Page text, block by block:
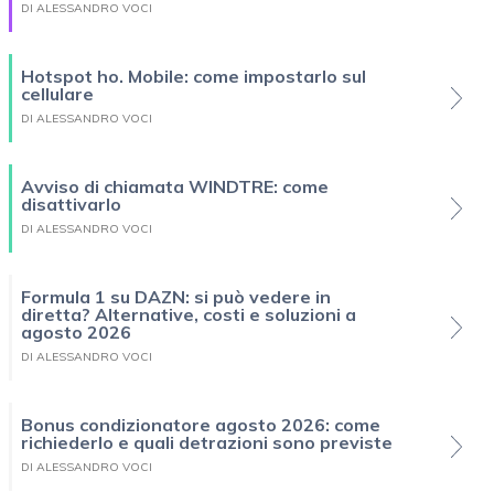
DI ALESSANDRO VOCI
Hotspot ho. Mobile: come impostarlo sul
cellulare
DI ALESSANDRO VOCI
Avviso di chiamata WINDTRE: come
disattivarlo
DI ALESSANDRO VOCI
Formula 1 su DAZN: si può vedere in
diretta? Alternative, costi e soluzioni a
agosto 2026
DI ALESSANDRO VOCI
Bonus condizionatore agosto 2026: come
richiederlo e quali detrazioni sono previste
DI ALESSANDRO VOCI